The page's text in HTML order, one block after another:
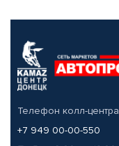
Телефон колл-центра
+7 949 00-00-550